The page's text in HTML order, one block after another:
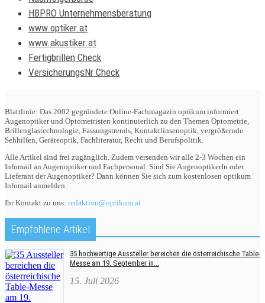
HBPRO Unternehmensberatung
www.optiker.at
www.akustiker.at
Fertigbrillen Check
VersicherungsNr Check
Blattlinie: Das 2002 gegründete Online-Fachmagazin optikum informiert
Augenoptiker und Optometristen kontinuierlich zu den Themen Optometrie,
Brillenglastechnologie, Fassungstrends, Kontaktlinsenoptik, vergrößernde
Sehhilfen, Geräteoptik, Fachliteratur, Recht und Berufspolitik.
Alle Artikel sind frei zugänglich. Zudem versenden wir alle 2-3 Wochen ein
Infomail an Augenoptiker und Fachpersonal. Sind Sie AugenoptikerIn oder
Lieferant der Augenoptiker? Dann können Sie sich zum kostenlosen optikum
Infomail anmelden.
Ihr Kontakt zu uns: redaktion@optikum.at
Empfohlene Artikel
35 hochwertige Aussteller bereichen die österreichische Table-
Messe am 19. September in...
15. Juli 2026